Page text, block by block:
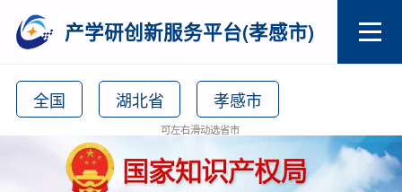
产学研创新服务平台(孝感市)
全国 湖北省 孝感市
可左右滑动选省市